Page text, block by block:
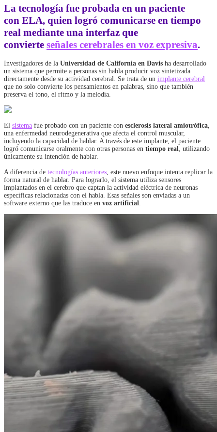
La tecnología fue probada en un paciente
con ELA, quien logró comunicarse en tiempo
real mediante una interfaz que
convierte señales cerebrales en voz expresiva.
Investigadores de la Universidad de California en Davis ha desarrollado
un sistema que permite a personas sin habla producir voz sintetizada
directamente desde su actividad cerebral. Se trata de un implante cerebral
que no solo convierte los pensamientos en palabras, sino que también
preserva el tono, el ritmo y la melodía.
El sistema fue probado con un paciente con esclerosis lateral amiotrófica
una enfermedad neurodegenerativa que afecta el control muscular,
incluyendo la capacidad de hablar. A través de este implante, el paciente
logró comunicarse oralmente con otras personas en tiempo real , utilizando
únicamente su intención de hablar.
A diferencia de tecnologías anteriores, este nuevo enfoque intenta replicar la
forma natural de hablar. Para lograrlo, el sistema utiliza sensores
implantados en el cerebro que captan la actividad eléctrica de neuronas
específicas relacionadas con el habla. Esas señales son enviadas a un
software externo que las traduce en voz artificial.